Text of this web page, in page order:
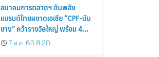
สมาคมการตลาดฯ ดันพลัง
แบรนด์ไทยผงาดเอเชีย “CPF-นัน
ยาง” คว้ารางวัลใหญ่ พร้อม 4
นักการตลาดไทยกวาดรางวัล
บุคคลเวที AMF AMEA & YWN
7 ส.ค. 69 8:20